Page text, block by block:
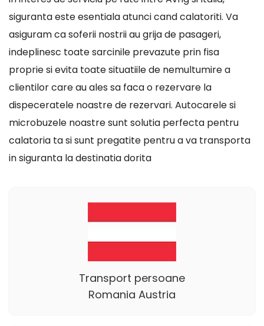
siguranta este esentiala atunci cand calatoriti. Va
asiguram ca soferii nostrii au grija de pasageri,
indeplinesc toate sarcinile prevazute prin fisa
proprie si evita toate situatiile de nemultumire a
clientilor care au ales sa faca o rezervare la
dispeceratele noastre de rezervari. Autocarele si
microbuzele noastre sunt solutia perfecta pentru
calatoria ta si sunt pregatite pentru a va transporta
in siguranta la destinatia dorita
Transport persoane
Romania Austria